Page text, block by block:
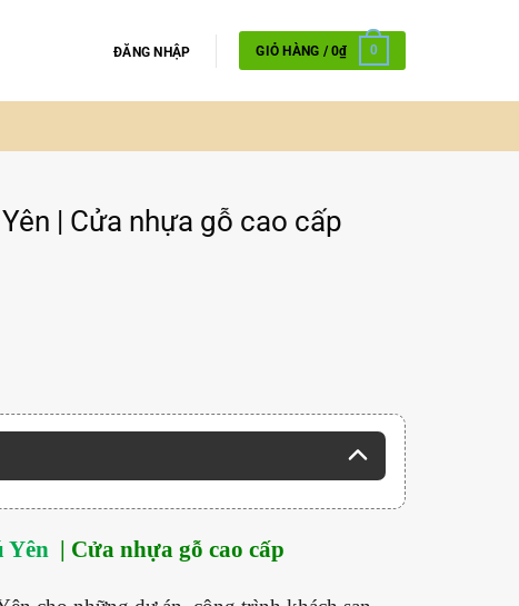
ĐĂNG NHẬP GIỎ HÀNG /0₫ 0
| Cửa nhựa gỗ cao cấp
Yên | Cửa nhựa gỗ cao cấp